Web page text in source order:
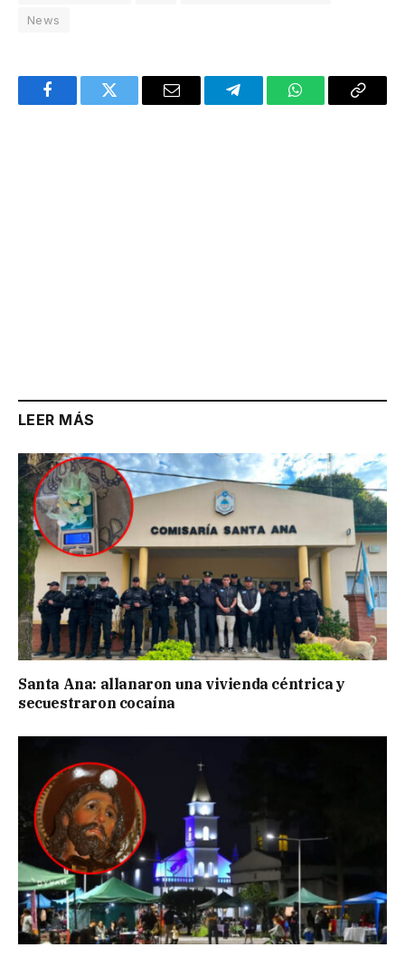
News
FacebookTwitter Email TelegramWhatsAppCopy
LEER MÁS
Santa Ana: allanaron una vivienda céntrica y
secuestraron cocaína